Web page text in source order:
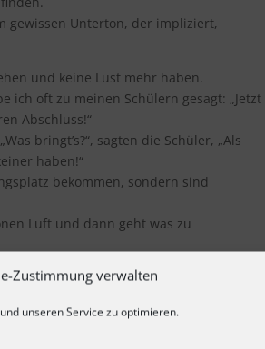
Zustimmung verwalten
unseren Service zu optimieren.
gewissen Unterton, der impliziert,
und keine Lust mehr haben.
ich oft zu meinen Schülern gesagt: „Jetzt
Abschluss!“
bringt’s?“, sagten die Schüler, „Als
haben!“
bekommen, sondern sind
Luft und dann geht was zu
in den Kindergarten oder in
mit Hunger wird man eben irgendwann